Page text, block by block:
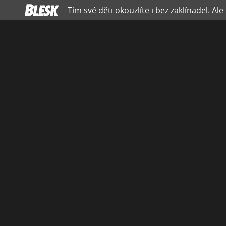
Tím své děti okouzlíte i bez zaklínadel.